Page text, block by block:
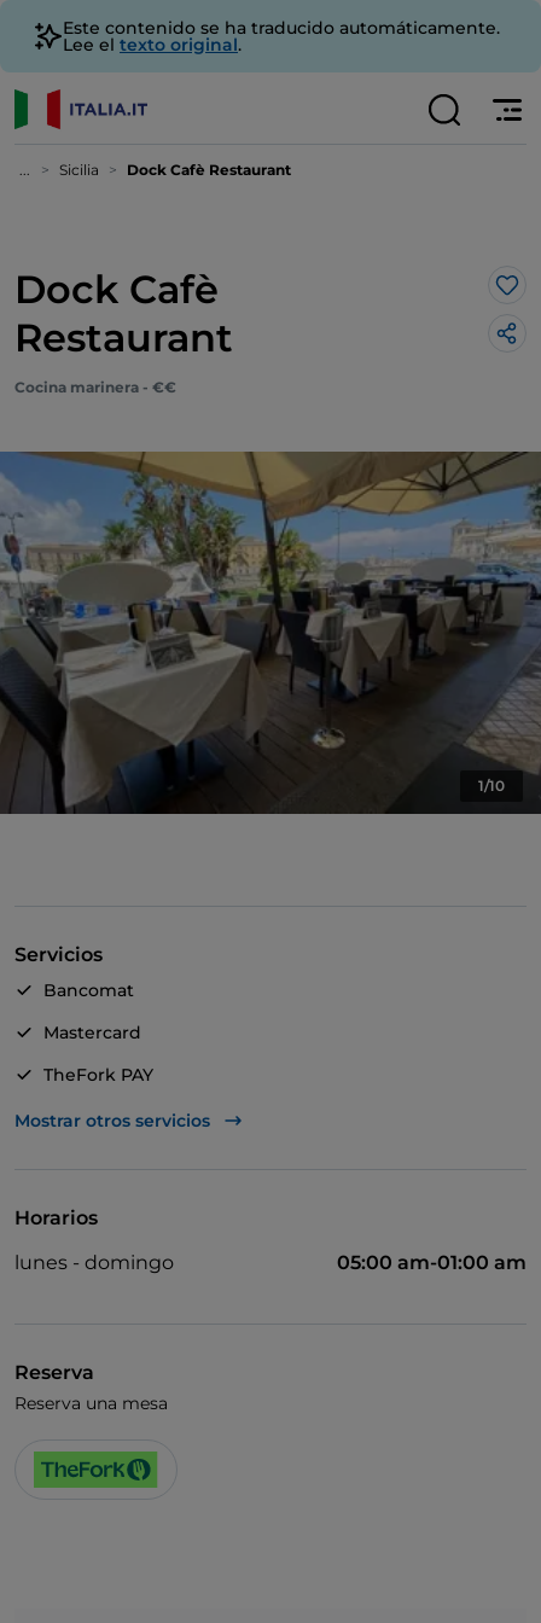
Este contenido se ha traducido automáticamente.
Lee el texto original.
... Sicilia Dock Cafè Restaurant
Dock Cafè
Restaurant
Me
Cocina marinera - €€
1/10
Servicios
Bancomat
Mastercard
TheFork PAY
UnionPay via TheFork PAY
Se habla francés
Mostrar otros servicios
Horarios
lunes - domingo
05:00 am-01:00 am
Reserva
Reserva una mesa